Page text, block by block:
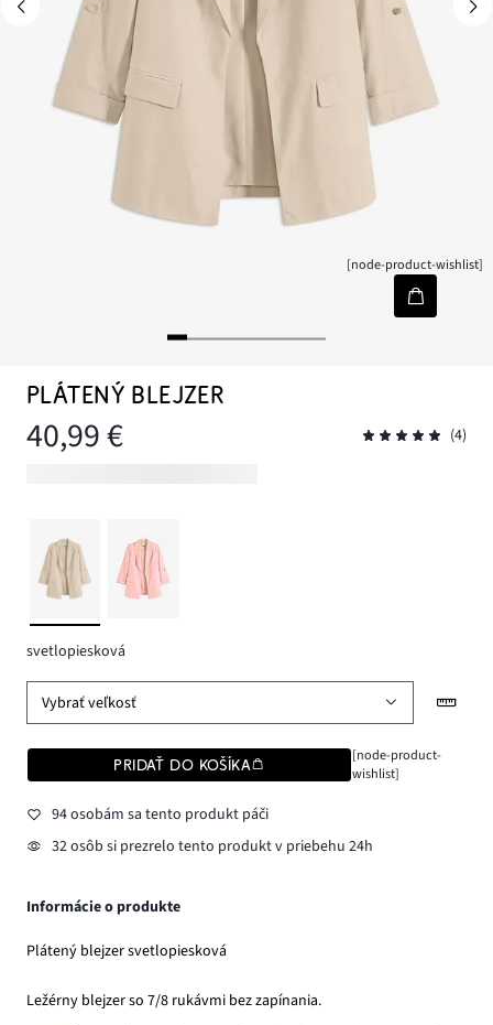
[node-product-wishlist]
PLÁTENÝ BLEJZER
40,99 € (4)
svetlopiesková
Vybrať veľkosť
PRIDAŤ DO KOŠÍKA
[node-product-
wishlist]
94 osobám sa tento produkt páči
32 osôb si prezrelo tento produkt v priebehu 24h
Informácie o produkte
Plátený blejzer svetlopiesková
Ležérny blejzer so 7/8 rukávmi bez zapínania.